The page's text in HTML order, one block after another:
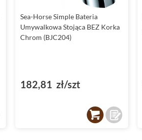
Sea-Horse Simple Bateria
Umywalkowa Stojąca BEZ Korka
Chrom (BJC204)
182,81 zł/szt